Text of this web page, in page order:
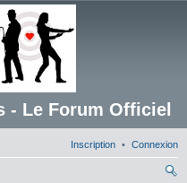
- Le Forum Officiel
Connexion
Inscription